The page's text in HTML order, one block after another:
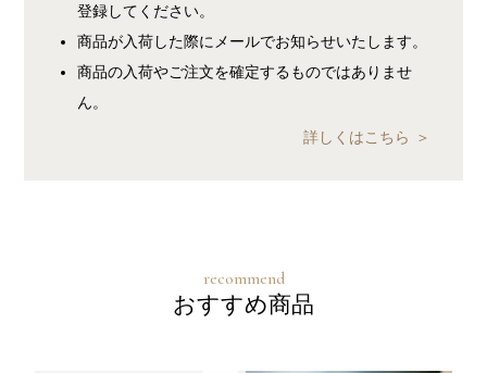
登録してください。
商品が入荷した際にメールでお知らせいたします。
商品の入荷やご注文を確定するものではありませ
ん。
詳しくはこちら
おすすめ商品